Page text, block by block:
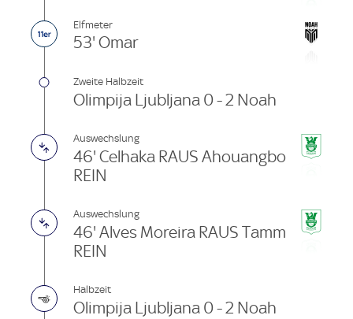
Elfmeter
53' Omar
Zweite Halbzeit
Olimpija Ljubljana 0 - 2 Noah
Auswechslung
46' Celhaka RAUS Ahouangbo
REIN
Auswechslung
46' Alves Moreira RAUS Tamm
REIN
Halbzeit
Olimpija Ljubljana 0 - 2 Noah